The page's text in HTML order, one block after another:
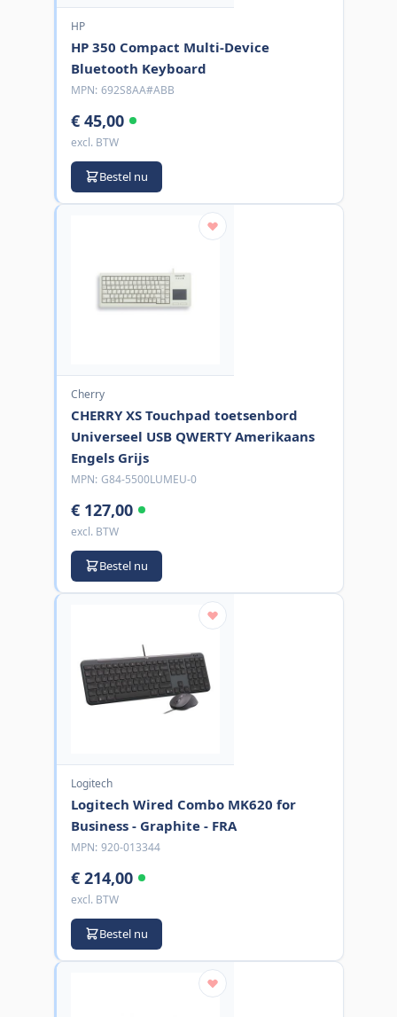
HP
HP 350 Compact Multi-Device
Bluetooth Keyboard
MPN: 692S8AA#ABB
€ 45,00
excl. BTW
Bestel nu
Cherry
CHERRY XS Touchpad toetsenbord
Universeel USB QWERTY Amerikaans
Engels Grijs
MPN: G84-5500LUMEU-0
€ 127,00
excl. BTW
Bestel nu
Logitech
Logitech Wired Combo MK620 for
Business - Graphite - FRA
MPN: 920-013344
€ 214,00
excl. BTW
Bestel nu